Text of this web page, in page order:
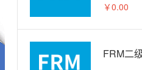
￥0.00